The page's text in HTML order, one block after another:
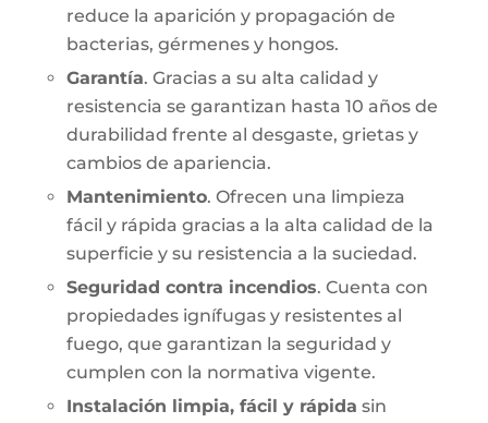
reduce la aparición y propagación de
bacterias, gérmenes y hongos.
Garantía. Gracias a su alta calidad y
resistencia se garantizan hasta 10 años de
durabilidad frente al desgaste, grietas y
cambios de apariencia.
Mantenimiento. Ofrecen una limpieza
fácil y rápida gracias a la alta calidad de la
superficie y su resistencia a la suciedad.
Seguridad contra incendios. Cuenta con
propiedades ignífugas y resistentes al
fuego, que garantizan la seguridad y
cumplen con la normativa vigente.
Instalación limpia, fácil y rápida sin